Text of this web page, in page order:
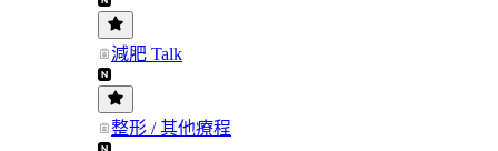
減肥 Talk
整形 / 其他療程